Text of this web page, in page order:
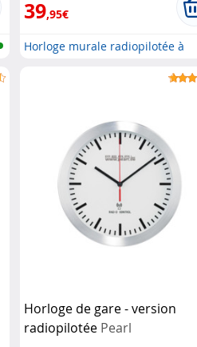
39,95€
Horloge murale radiopilotée à
Horloge de gare - version
radiopilotée Pearl